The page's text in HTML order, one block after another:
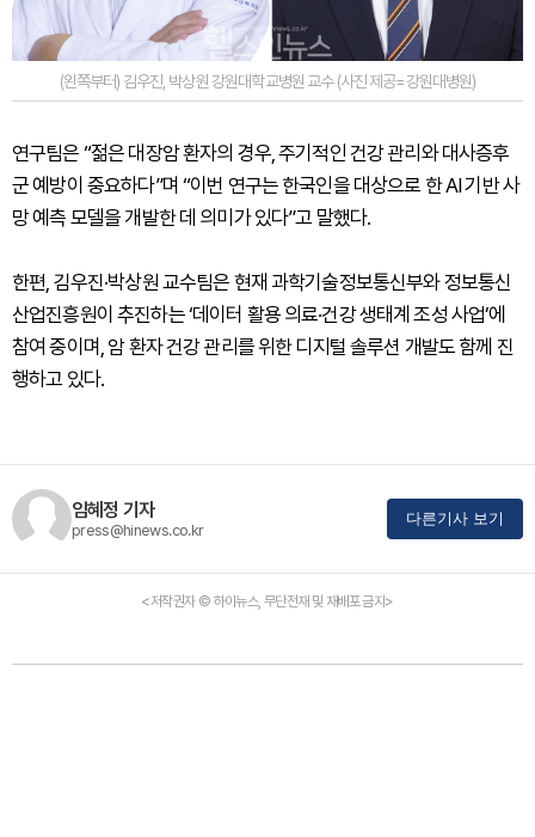
(왼쪽부터) 김우진, 박상원 강원대학교병원 교수 (사진 제공=강원대병원)
연구팀은 “젊은 대장암 환자의 경우, 주기적인 건강 관리와 대사증후
군 예방이 중요하다”며 “이번 연구는 한국인을 대상으로 한 AI 기반 사
망 예측 모델을 개발한 데 의미가 있다”고 말했다.
한편, 김우진·박상원 교수팀은 현재 과학기술정보통신부와 정보통신
산업진흥원이 추진하는 ‘데이터 활용 의료·건강 생태계 조성 사업’에
참여 중이며, 암 환자 건강 관리를 위한 디지털 솔루션 개발도 함께 진
행하고 있다.
임혜정 기자
press@hinews.co.kr
다른기사 보기
<저작권자 © 하이뉴스, 무단전재 및 재배포 금지>